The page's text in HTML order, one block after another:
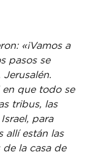
«¡Vamos a
pasos se
en que todo se
tribus, las
para
allí están las
la casa de